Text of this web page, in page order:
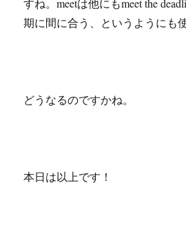
すね。meetは他にもmeet the
期に間に合う、というようにも
どうなるのですかね。
本日は以上です！